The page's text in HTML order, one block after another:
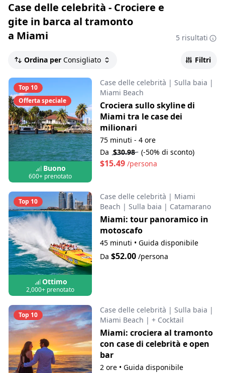
Case delle celebrità - Crociere e
gite in barca al tramonto
a Miami
5 risultati
Ordina per Consigliato Filtri
Top 10
Offerta speciale
Buono
600+ prenotato
Case delle celebrità | Sulla baia |
Miami Beach
Crociera sullo skyline di
Miami tra le case dei
milionari
75 minuti - 4 ore
Da $30.98 (-50% di sconto)
$15.49/persona
Top 10
Ottimo
2,000+ prenotato
Case delle celebrità | Miami
Beach | Sulla baia | Catamarano
Miami: tour panoramico in
motoscafo
45 minuti • Guida disponibile
Da $52.00/persona
Top 10
Case delle celebrità | Sulla baia |
Miami Beach | + Cocktail
Miami: crociera al tramonto
con case di celebrità e open
bar
2 ore • Guida disponibile